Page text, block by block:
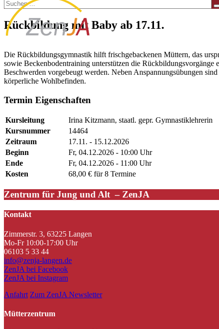
Rückbildung mit Baby ab 17.11.
Die Rückbildungsgymnastik hilft frischgebackenen Müttern, das
sowie Beckenbodentraining unterstützen die
Beschwerden vorgebeugt werden. Neben Anspannungsübungen
körperliche Wohlbefinden.
Termin Eigenschaften
Kursleitung
Irina Kitzmann, staatl. gepr. Gymnastiklehrerin
Kursnummer
14464
Zeitraum
17.11. - 15.12.2026
Beginn
Fr, 04.12.2026 - 10:00 Uhr
Ende
Fr, 04.12.2026 - 11:00 Uhr
Kosten
68,00 € für 8 Termine
Zentrum für Jung und Alt – ZenJA
Kontakt
Zimmerstr. 3, 63225 Langen
Mo-Fr 10:00-17:00 Uhr
06103 5 33 44
info@zenja-langen.de
ZenJA bei Facebook
ZenJA bei Instagram
Anfahrt Zum ZenJA Newsletter
Mütterzentrum